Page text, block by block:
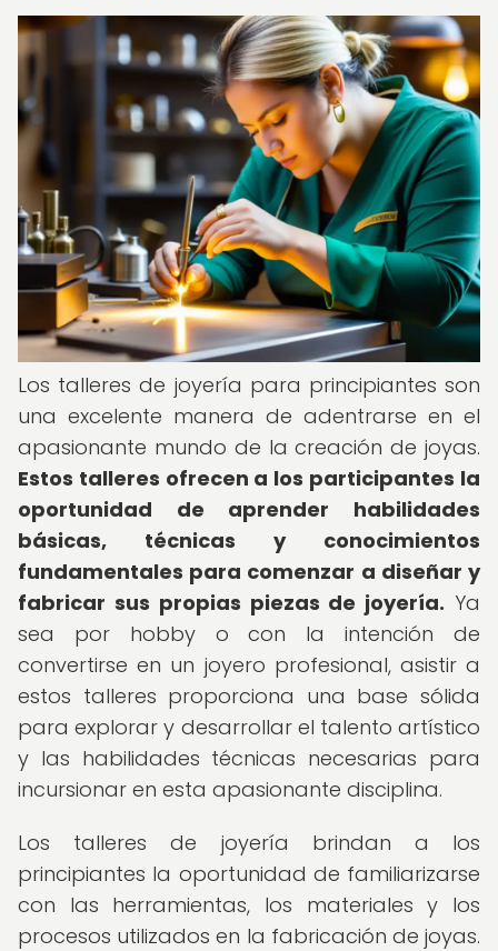
Los talleres de joyería para principiantes son
una excelente manera de adentrarse en el
apasionante mundo de la creación de joyas.
Estos talleres ofrecen a los participantes la
oportunidad de aprender habilidades
básicas, técnicas y conocimientos
fundamentales para comenzar a diseñar y
fabricar sus propias piezas de joyería. Ya
sea por hobby o con la intención de
convertirse en un joyero profesional, asistir a
estos talleres proporciona una base sólida
para explorar y desarrollar el talento artístico
y las habilidades técnicas necesarias para
incursionar en esta apasionante disciplina.
Los talleres de joyería brindan a los
principiantes la oportunidad de familiarizarse
con las herramientas, los materiales y los
procesos utilizados en la fabricación de joyas.